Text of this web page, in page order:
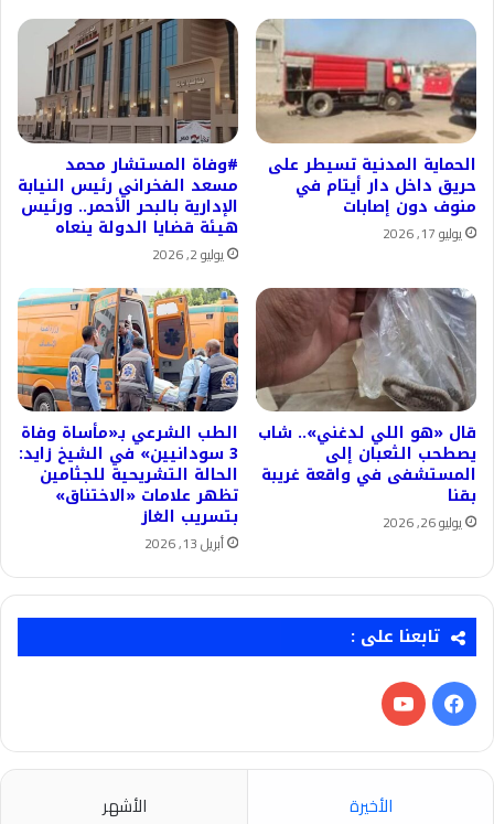
الحماية المدنية تسيطر على
حريق داخل دار أيتام في
منوف دون إصابات
يوليو 17, 2026
#وفاة المستشار محمد
مسعد الفخراني رئيس النيابة
الإدارية بالبحر الأحمر.. ورئيس
هيئة قضايا الدولة ينعاه
يوليو 2, 2026
قال «هو اللي لدغني».. شاب
يصطحب الثعبان إلى
المستشفى في واقعة غريبة
بقنا
يوليو 26, 2026
الطب الشرعي بـ«مأساة وفاة
3 سودانيين» في الشيخ زايد:
الحالة التشريحية للجثامين
تظهر علامات «الاختناق»
بتسريب الغاز
أبريل 13, 2026
تابعنا على :
فيسبوك‫YouTube
الأخيرة الأشهر